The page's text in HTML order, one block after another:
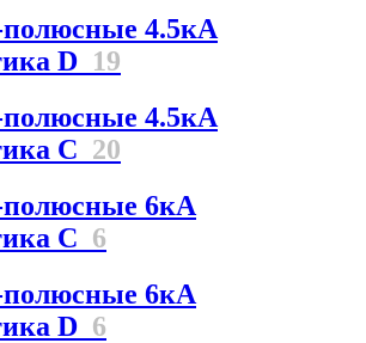
4.5кА
D 19
4.5кА
С 20
6кА
C 6
6кА
D 6